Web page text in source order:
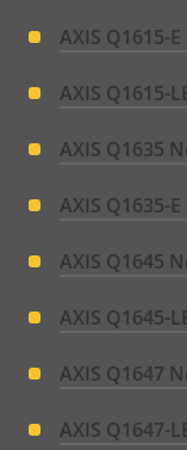
AXIS Q1615-
AXIS Q1615-
AXIS Q1635
AXIS Q1635-
AXIS Q1645
AXIS Q1645-
AXIS Q1647
AXIS Q1647-